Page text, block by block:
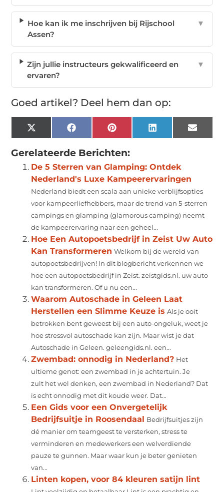
Hoe kan ik me inschrijven bij Rijschool
Assen?
▼
Zijn jullie instructeurs gekwalificeerd en
ervaren?
▼
Goed artikel? Deel hem dan op:
X
(Twitter)
Facebook Pinterest LinkedIn Email
Gerelateerde Berichten:
De 5 Sterren van Glamping: Ontdek
Nederland's Luxe Kampeerervaringen
Nederland biedt een scala aan unieke verblijfsopties
voor kampeerliefhebbers, maar de trend van 5-sterren
campings en glamping (glamorous camping) neemt
de kampeerervaring naar een geheel...
Hoe Een Autopoetsbedrijf in Zeist Uw Auto
Kan Transformeren Welkom bij de wereld van
autopoetsbedrijven! In dit blogbericht verkennen we
hoe een autopoetsbedrijf in Zeist. zeistgids.nl. uw auto
kan transformeren. Of u nu een...
Waarom Autoschade in Geleen Laat
Herstellen een Slimme Keuze is Als je ooit
betrokken bent geweest bij een auto-ongeluk, weet je
hoe stressvol autoschade kan zijn. Maar wist je dat
Autoschade in Geleen. geleengids.nl. een...
Zwembad: onnodig in Nederland? Het
ultieme genot: een zwembad in je achtertuin. Je
zult het wel denken, een zwembad in Nederland? Dat
is echt onnodig met dit koude weer. Dat...
Een Gids voor een Onvergetelijk
Bedrijfsuitje in Roosendaal Bedrijfsuitjes zijn
dé manier om teamgeest te versterken, stress te
verminderen en medewerkers een welverdiende
pauze te gunnen. Maar waar kun je beter genieten
van...
Linten kopen, voor 84 kleuren satijn lint